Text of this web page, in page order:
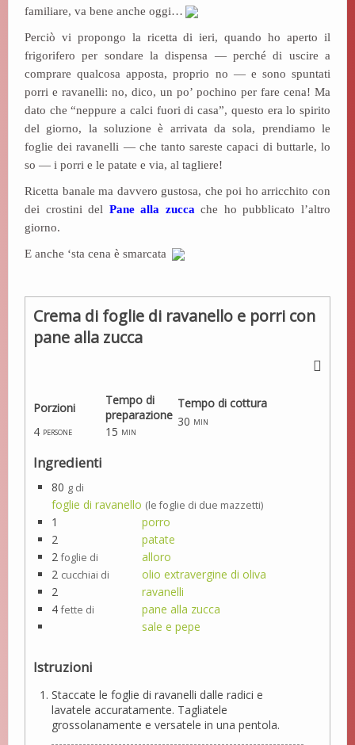
familiare, va bene anche oggi…
Perciò vi propongo la ricetta di ieri, quando ho aperto il
frigorifero per sondare la dispensa — perché di uscire a
comprare qualcosa apposta, proprio no — e sono spuntati
porri e ravanelli: no, dico, un po’ pochino per fare cena! Ma
dato che “neppure a calci fuori di casa”, questo era lo spirito
del giorno, la soluzione è arrivata da sola, prendiamo le
foglie dei ravanelli — che tanto sareste capaci di buttarle, lo
so — i porri e le patate e via, al tagliere!
Ricetta banale ma davvero gustosa, che poi ho arricchito con
dei crostini del Pane alla zucca che ho pubblicato l’altro
giorno.
E anche ‘sta cena è smarcata
Crema di foglie di ravanello e porri con
pane alla zucca
Porzioni
Tempo di
preparazione
4 persone 15 min
Tempo di cottura
30 min
Ingredienti
80 g di
foglie di ravanello (le foglie di due mazzetti)
1
porro
2
patate
2 foglie di
alloro
2 cucchiai di
olio extravergine di oliva
2
ravanelli
4 fette di
pane alla zucca
sale e pepe
Istruzioni
Staccate le foglie di ravanelli dalle radici e
lavatele accuratamente. Tagliatele
grossolanamente e versatele in una pentola.